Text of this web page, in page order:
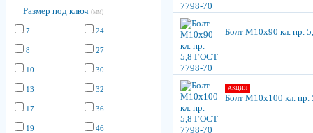
Размер под ключ (мм)
7
8
10
13
17
19
24
27
30
32
36
46
Болт М10х90 кл. пр.
АКЦИЯ
Болт М10х100 кл.